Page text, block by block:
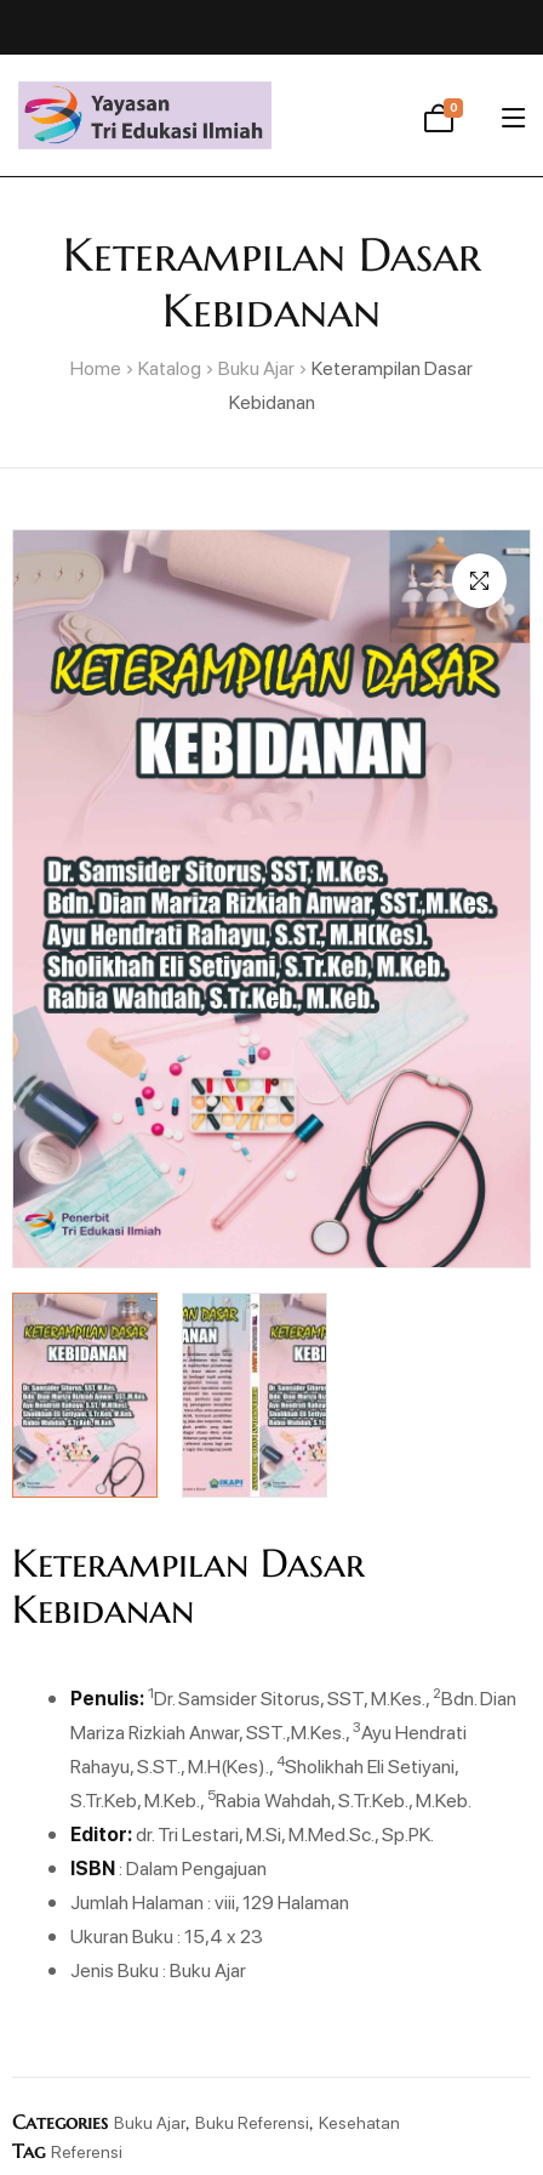
0
Keterampilan Dasar
Kebidanan
Home Katalog Buku Ajar
Keterampilan Dasar
Kebidanan
Keterampilan Dasar
Kebidanan
Penulis:1Dr. Samsider Sitorus, SST, M.Kes., 2Bdn. Dian
Mariza Rizkiah Anwar, SST.,M.Kes.,3Ayu Hendrati
Rahayu, S.ST., M.H(Kes)., 4Sholikhah Eli Setiyani,
S.Tr.Keb, M.Keb., 5Rabia Wahdah, S.Tr.Keb., M.Keb.
Editor:dr. Tri Lestari, M.Si, M.Med.Sc., Sp.PK.
ISBN: Dalam Pengajuan
Jumlah Halaman : viii, 129 Halaman
Ukuran Buku : 15,4 x 23
Jenis Buku : Buku Ajar
Categories Buku Ajar, Buku Referensi, Kesehatan
Tag Referensi